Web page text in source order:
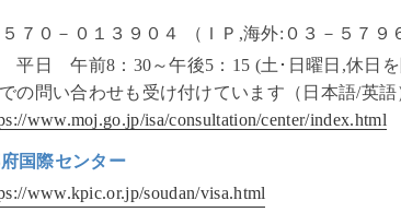
５７０－０１３９０４
（ＩＰ,海外:０３－５７９
日 午前8：30～午後5：15 (土･日曜日,休日を
の問い合わせも受け付けています（日本語/英語
www.moj.go.jp/isa/consultation/center/index.html
国際センター
www.kpic.or.jp/soudan/visa.html